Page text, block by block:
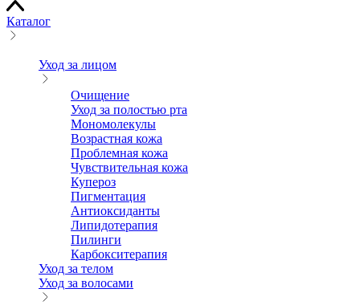
Каталог
Уход за лицом
Очищение
Уход за полостью рта
Мономолекулы
Возрастная кожа
Проблемная кожа
Чувствительная кожа
Купероз
Пигментация
Антиоксиданты
Липидотерапия
Пилинги
Карбокситерапия
Уход за телом
Уход за волосами